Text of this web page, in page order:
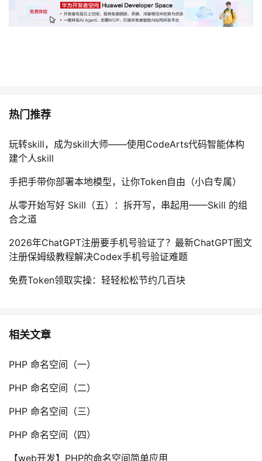
热门推荐
玩转skill，成为skill大师——使用CodeArts代码智能体构
建个人skill
手把手带你部署本地模型，让你Token自由（小白专属）
从零开始写好 Skill（五）：拆开写，串起用——Skill 的组
合之道
2026年ChatGPT注册要手机号验证了？最新ChatGPT图文
注册保姆级教程解决Codex手机号验证难题
免费Token领取实操：轻轻松松节约几百块
相关文章
PHP 命名空间（一）
PHP 命名空间（二）
PHP 命名空间（三）
PHP 命名空间（四）
【web开发】PHP的命名空间简单应用